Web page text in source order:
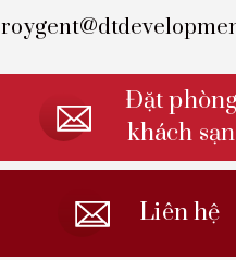
Đặt
khách sạn
Liên hệ